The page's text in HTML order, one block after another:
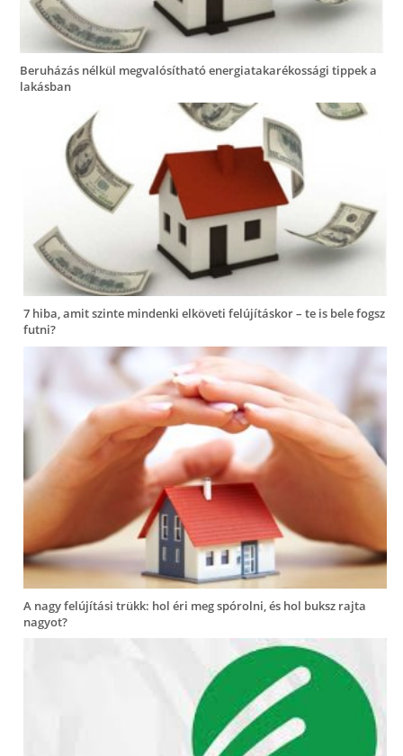
Beruházás nélkül megvalósítható energiatakarékossági tippek a
lakásban
7 hiba, amit szinte mindenki elköveti felújításkor – te is bele fogsz
futni?
A nagy felújítási trükk: hol éri meg spórolni, és hol buksz rajta
nagyot?